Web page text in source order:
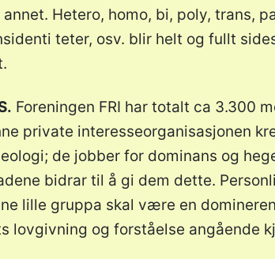
Hetero, homo, bi, poly, trans,
teter, osv. blir helt og fullt
Foreningen FRI har totalt ca 3.300
private interesseorganisasjonen
de jobber for dominans og
bidrar til å gi dem dette.
lille gruppa skal være en
lovgivning og forståelse angående